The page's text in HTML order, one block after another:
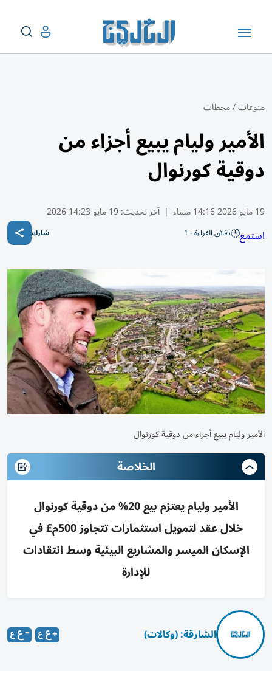
منوعات/محطات
الأمير وليام يبيع أجزاء من
دوقية كورنوال
19 مايو 2026 14:16 مساء | آخر تحديث:19 مايو 14:23 2026
استمع دقائق القراءة - 1 شارك
الأمير وليام يبيع أجزاء من دوقية كورنوال
الخلاصة
الأمير وليام يعتزم بيع 20% من دوقية كورنوال
خلال عقد لتمويل استثمارات تتجاوز 500م£ في
الإسكان الميسر والمشاريع البيئية وسط انتقادات
للإدارة
الشارقة: (وكالات)